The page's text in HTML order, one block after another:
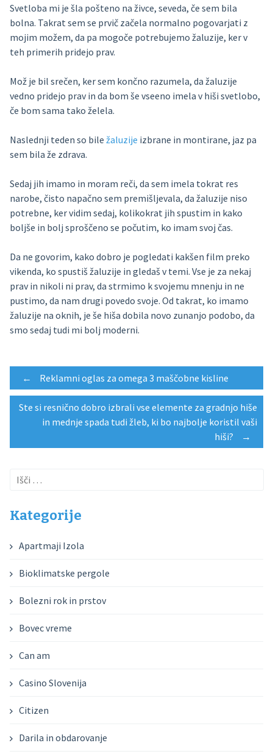
Svetloba mi je šla pošteno na živce, seveda, če sem bila
bolna. Takrat sem se prvič začela normalno pogovarjati z
mojim možem, da pa mogoče potrebujemo žaluzije, ker v
teh primerih pridejo prav.
Mož je bil srečen, ker sem končno razumela, da žaluzije
vedno pridejo prav in da bom še vseeno imela v hiši svetlobo,
če bom sama tako želela.
Naslednji teden so bile žaluzije izbrane in montirane, jaz pa
sem bila že zdrava.
Sedaj jih imamo in moram reči, da sem imela tokrat res
narobe, čisto napačno sem premišljevala, da žaluzije niso
potrebne, ker vidim sedaj, kolikokrat jih spustim in kako
boljše in bolj sproščeno se počutim, ko imam svoj čas.
Da ne govorim, kako dobro je pogledati kakšen film preko
vikenda, ko spustiš žaluzije in gledaš v temi. Vse je za nekaj
prav in nikoli ni prav, da strmimo k svojemu mnenju in ne
pustimo, da nam drugi povedo svoje. Od takrat, ko imamo
žaluzije na oknih, je še hiša dobila novo zunanjo podobo, da
smo sedaj tudi mi bolj moderni.
Post
navigation
← Reklamni oglas za omega 3 maščobne kisline
Ste si resnično dobro izbrali vse elemente za gradnjo hiše
in mednje spada tudi žleb, ki bo najbolje koristil vaši
hiši?
→
Išči:
Kategorije
Apartmaji Izola
Bioklimatske pergole
Bolezni rok in prstov
Bovec vreme
Can am
Casino Slovenija
Citizen
Darila in obdarovanje